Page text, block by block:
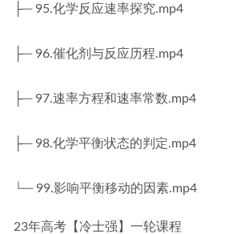
├─ 95.化学反应速率探究.mp4
├─ 96.催化剂与反应历程.mp4
├─ 97.速率方程和速率常数.mp4
├─ 98.化学平衡状态的判定.mp4
└─ 99.影响平衡移动的因素.mp4
23年高考【冷士强】一轮课程